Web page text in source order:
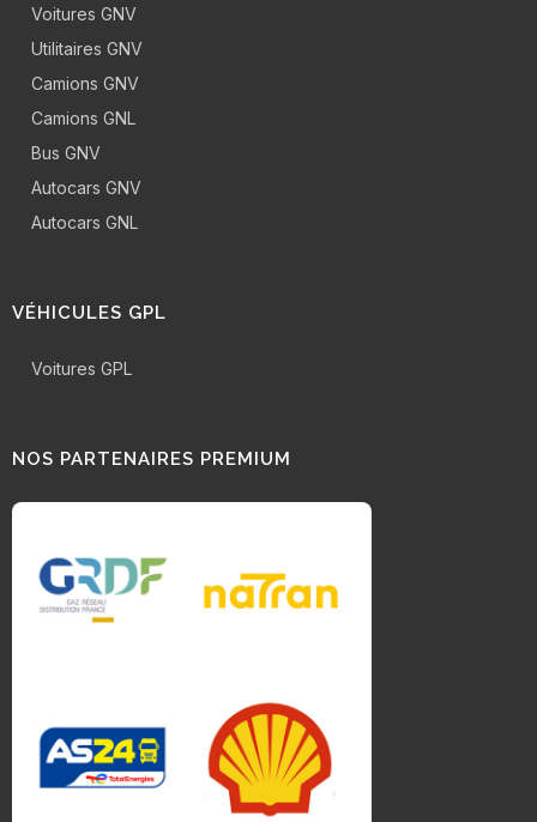
Voitures GNV
Utilitaires GNV
Camions GNV
Camions GNL
Bus GNV
Autocars GNV
Autocars GNL
VÉHICULES GPL
Voitures GPL
NOS PARTENAIRES PREMIUM